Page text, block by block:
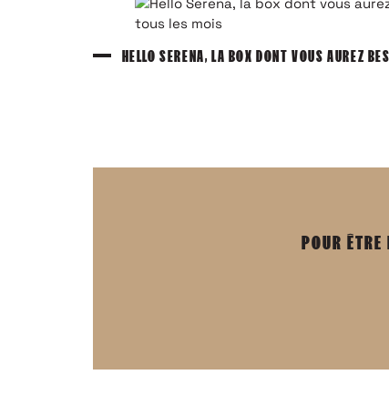
HELLO SERENA, LA BOX DONT VOUS AUREZ
POUR